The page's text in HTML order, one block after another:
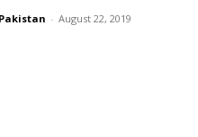
- August 22, 2019